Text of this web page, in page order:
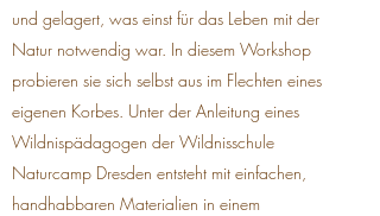
und gelagert, was einst für das Leben mit der
Natur notwendig war. In diesem Workshop
probieren sie sich selbst aus im Flechten eines
eigenen Korbes. Unter der Anleitung eines
Wildnispädagogen der Wildnisschule
Naturcamp Dresden entsteht mit einfachen,
handhabbaren Materialien in einem